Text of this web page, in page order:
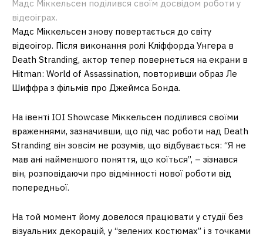
Мадс Міккельсен поділився своїм досвідом роботи у
відеоіграх.
Мадс Міккельсен знову повертається до світу
відеоігор. Після виконання ролі Кліффорда Унгера в
Death Stranding, актор тепер повернеться на екрани в
Hitman: World of Assassination, повторивши образ Ле
Шиффра з фільмів про Джеймса Бонда.
На івенті IOI Showcase Міккельсен поділився своїми
враженнями, зазначивши, що під час роботи над Death
Stranding він зовсім не розумів, що відбувається: “Я не
мав ані найменшого поняття, що коїться”, – зізнався
він, розповідаючи про відмінності нової роботи від
попередньої.
На той момент йому довелося працювати у студії без
візуальних декорацій, у “зелених костюмах” і з точками